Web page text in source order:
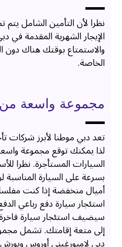
نظرا لأن التأمين الشامل
الإيجار الشهرية المقدمة في
والاستمتاع بوقتك هناك دون
الخاصة.
مجموعة واسعة من
تعد دبي موطنا لأبرز شركات
لذا يمكنك توقع مجموعة
السيارات المستأجرة. نظرا
بسرعة على السيارة
أميال منخفضة إذا كنت
استئجار سيارة دفع رباعي
سيضيف استئجار سيارة
إلى متعة إقامتك. تشمل